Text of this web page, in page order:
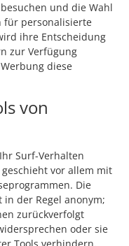
und die Wahl
für personalisierte
ihre Entscheidung
zur Verfügung
diese
von
Surf-Verhalten
vor allem mit
Die
der Regel anonym;
zurückverfolgt
oder sie